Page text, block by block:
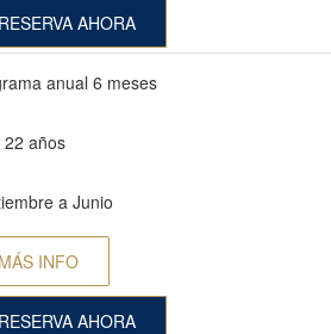
RESERVA AHORA
anual 6 meses
22 años
a Junio
MÁS INFO
RESERVA AHORA